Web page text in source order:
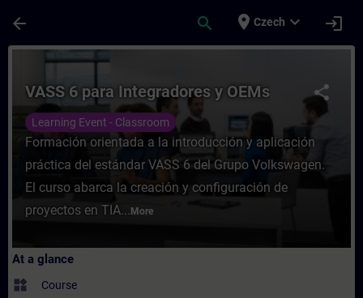
arrow_back search place Czech expand_more login
Course - VASS 6 para Integradores y
share
VASS 6 para Integradores y OEMs
Learning Event - Classroom
Formación orientada a la introducción y aplicación
práctica del estándar VASS 6 del Grupo Volkswagen.
El curso abarca la creación y configuración de
proyectos en TIA... More
At a glance
widgets Course